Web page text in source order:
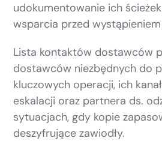
udokumentowanie ich
wsparcia przed
Lista kontaktów dostawców
dostawców niezbędnych do
kluczowych operacji, ich
eskalacji oraz partnera ds.
sytuacjach, gdy kopie
deszyfrujące zawiodły.